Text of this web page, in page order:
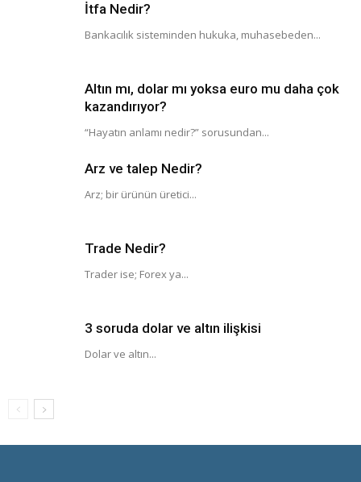
İtfa Nedir?
Bankacılık sisteminden hukuka, muhasebeden...
Altın mı, dolar mı yoksa euro mu daha çok
kazandırıyor?
“Hayatın anlamı nedir?” sorusundan...
Arz ve talep Nedir?
Arz; bir ürünün üretici...
Trade Nedir?
Trader ise; Forex ya...
3 soruda dolar ve altın ilişkisi
Dolar ve altın...